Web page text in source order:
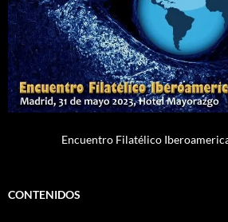
Encuentro Filatélico
CONTENIDOS